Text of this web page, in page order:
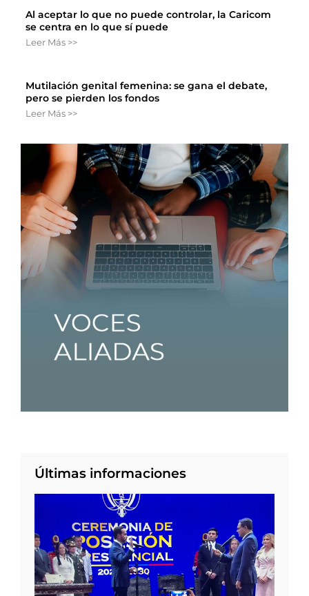
Al aceptar lo que no puede controlar, la Caricom
se centra en lo que sí puede
Leer Más >>
Mutilación genital femenina: se gana el debate,
pero se pierden los fondos
Leer Más >>
Últimas informaciones